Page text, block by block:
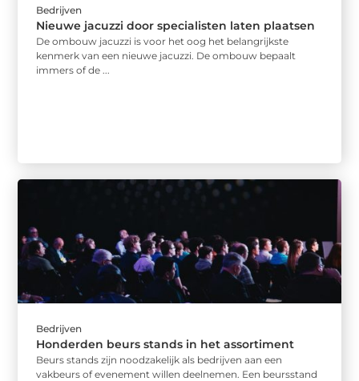
Bedrijven
Nieuwe jacuzzi door specialisten laten plaatsen
De ombouw jacuzzi is voor het oog het belangrijkste
kenmerk van een nieuwe jacuzzi. De ombouw bepaalt
immers of de ...
Bedrijven
Honderden beurs stands in het assortiment
Beurs stands zijn noodzakelijk als bedrijven aan een
vakbeurs of evenement willen deelnemen. Een beursstand